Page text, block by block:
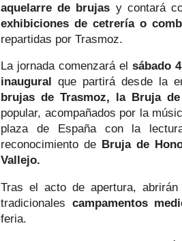
aquelarre de brujas y contará
exhibiciones de cetrería o
repartidas por Trasmoz.
La jornada comenzará el sábado
inaugural que partirá desde la
brujas de Trasmoz, la Bruja
popular, acompañados por la
plaza de España con la
reconocimiento de Bruja de
Vallejo.
Tras el acto de apertura,
tradicionales campamentos
feria.